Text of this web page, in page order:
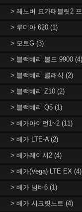
> 레노버 요가태블릿2
> 루미아 620 (1)
> 모토G (3)
> 블랙베리 볼드 9900 (4)
> 블랙베리 클래식 (2)
> 블랙베리 Z10 (2)
> 블랙베리 Q5 (1)
> 베가아이언1~2 (11)
> 베가 LTE-A (2)
> 베가레이서2 (4)
> 베가(Vega) LTE EX (4)
> 베가 넘버6 (1)
> 베가 시크릿노트 (4)